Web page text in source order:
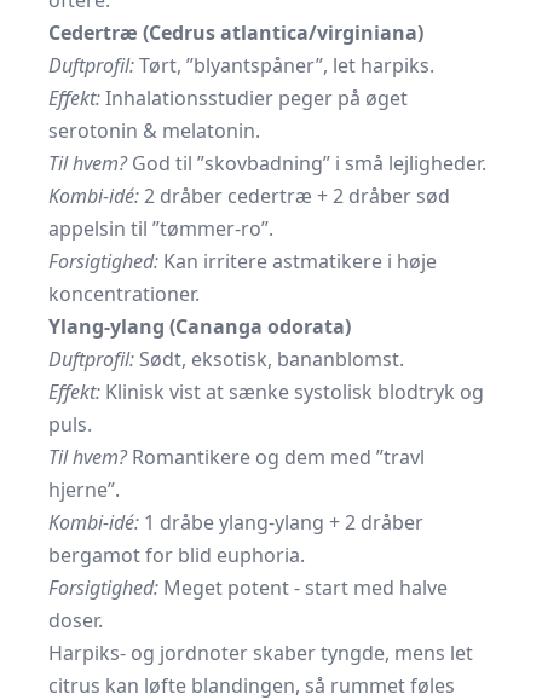
Cedertræ (Cedrus atlantica/virginiana)
Duftprofil:Tørt, ”blyantspåner”, let harpiks.
Effekt:Inhalationsstudier peger på øget
serotonin & melatonin.
Til hvem?God til ”skovbadning” i små lejligheder.
Kombi-idé:2 dråber cedertræ + 2 dråber sød
appelsin til ”tømmer-ro”.
Forsigtighed: Kan irritere astmatikere i høje
koncentrationer.
Ylang-ylang (Cananga odorata)
Duftprofil: Sødt, eksotisk, bananblomst.
Effekt: Klinisk vist at sænke systolisk blodtryk og
puls.
Til hvem?Romantikere og dem med ”travl
hjerne”.
Kombi-idé: 1 dråbe ylang-ylang + 2 dråber
bergamot for blid euphoria.
Forsigtighed: Meget potent - start med halve
doser.
Harpiks- og jordnoter skaber tyngde, mens let
citrus kan løfte blandingen, så rummet føles